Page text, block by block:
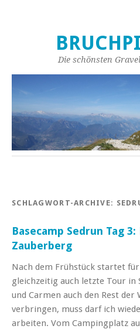
Die schönsten
SCHLAGWORT-ARCHIVE:
Basecamp Sedrun Tag
Zauberberg
Nach dem Frühstück startet
gleichzeitig auch letzte Tour in
und Carmen auch den Rest der
verbringen, muss darf ich
arbeiten. Vom Campingplatz